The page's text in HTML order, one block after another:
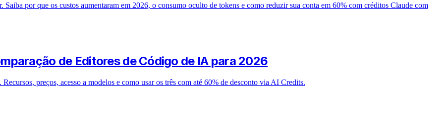
por que os custos aumentaram em 2026, o consumo oculto de tokens e como reduzir sua conta em 60% com créditos Claude com
de Editores de Código de IA para 2026
preços, acesso a modelos e como usar os três com até 60% de desconto via AI Credits.